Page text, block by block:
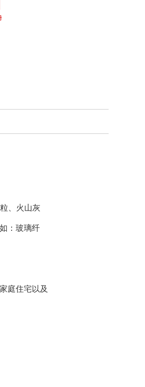
、火山灰
：玻璃纤
庭住宅以及